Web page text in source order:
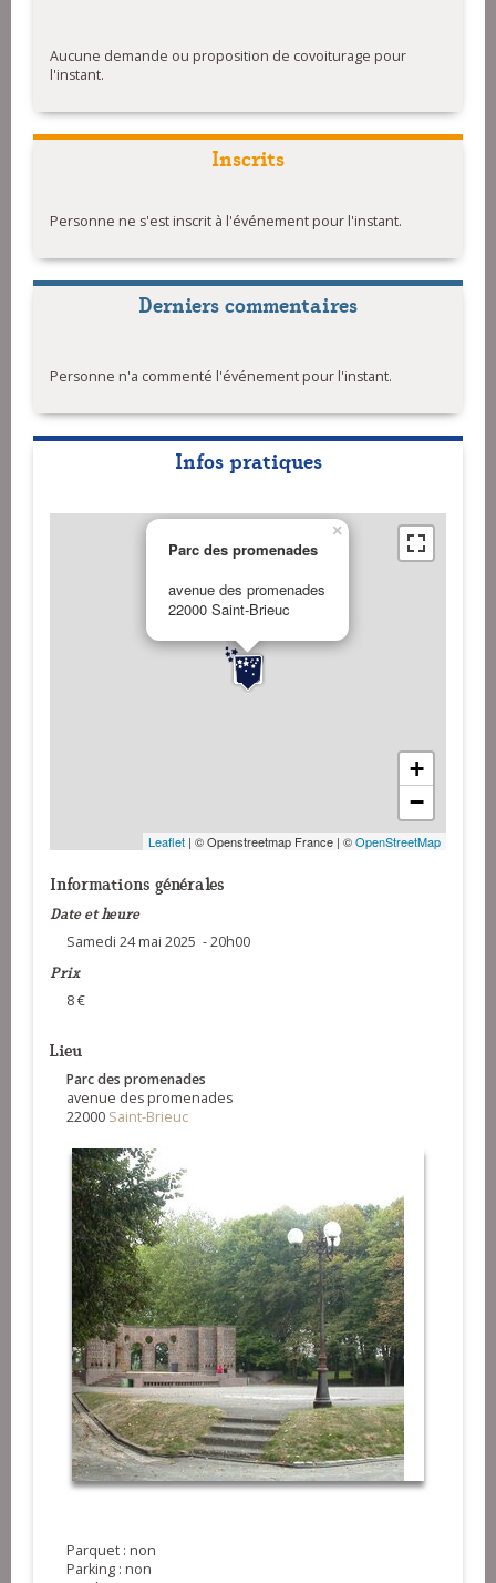
Aucune demande ou proposition de covoiturage pour
l'instant.
Inscrits
Personne ne s'est inscrit à l'événement pour l'instant.
Derniers commentaires
Personne n'a commenté l'événement pour l'instant.
Infos pratiques
Parc des promenades
avenue des promenades
22000 Saint-Brieuc
×
+
−
Leaflet | © Openstreetmap France | ©OpenStreetMap
Informations générales
Date et heure
Samedi 24 mai 2025 - 20h00
Prix
8 €
Lieu
Parc des promenades
avenue des promenades
22000 Saint-Brieuc
Parquet : non
Parking : non